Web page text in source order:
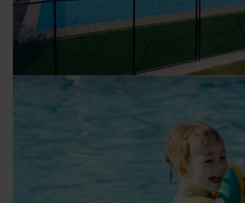
Les cookies nous permettent de
et les annonces, d'offrir des
médias sociaux et d'analyser notre
partageons également des
notre site avec nos partenaires de
publicité et d'analyse, qui peuvent
avec d'autres informations que vous
ou qu'ils ont collectées lors de votre